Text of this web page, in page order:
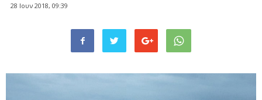
28 Ιουν 2018, 09:39